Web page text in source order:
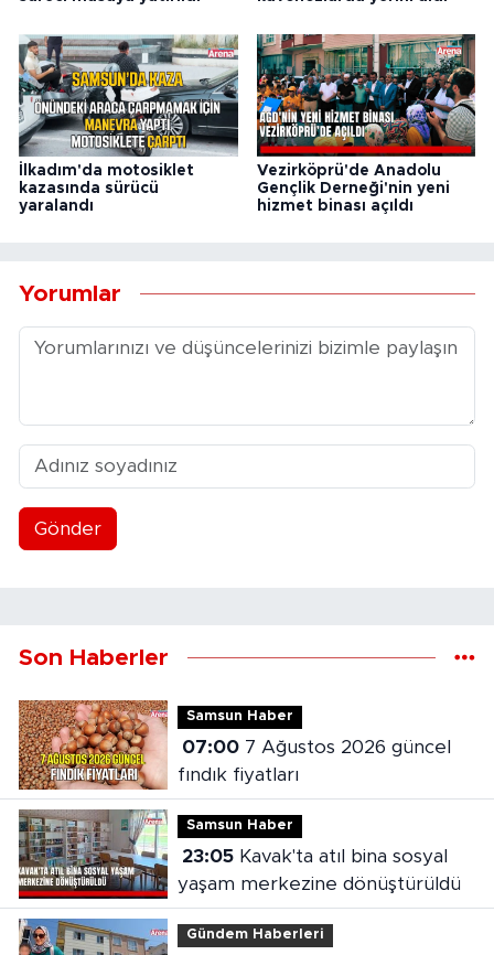
İlkadım'da motosiklet
kazasında sürücü
yaralandı
Vezirköprü'de Anadolu
Gençlik Derneği'nin yeni
hizmet binası açıldı
Yorumlar
Gönder
Son Haberler
Samsun Haber
07:007 Ağustos 2026 güncel
fındık fiyatları
Samsun Haber
23:05Kavak'ta atıl bina sosyal
yaşam merkezine dönüştürüldü
Gündem Haberleri